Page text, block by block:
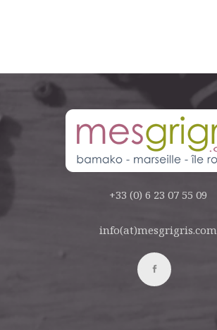
+33 (0) 6 23 07 55 09
info(at)mesgrigris.com